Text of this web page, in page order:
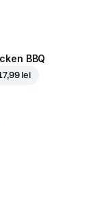
BBQ
lei